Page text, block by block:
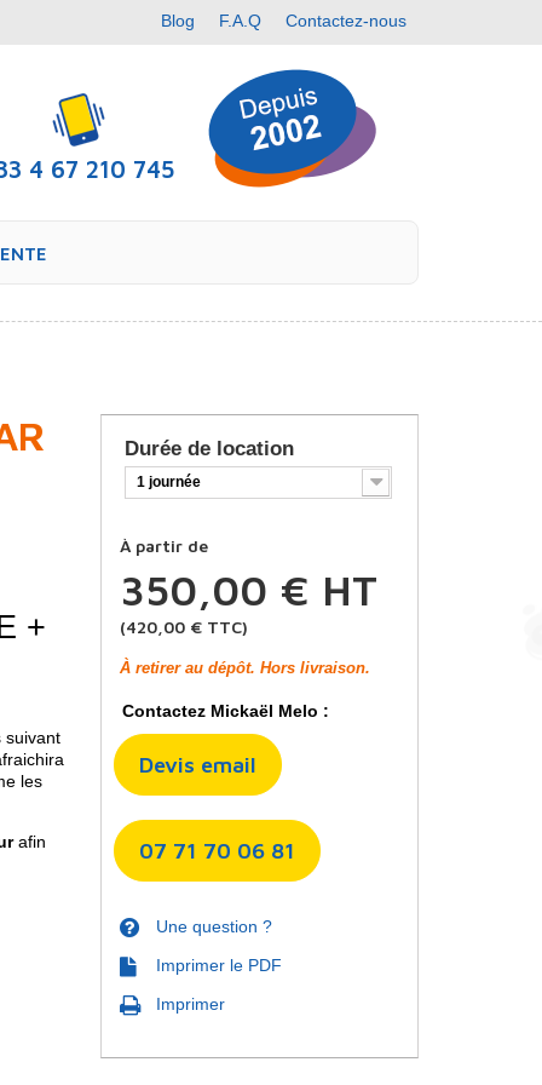
Contactez-nous
F.A.Q
Blog
4 67 210 745
+
suivant
les
afin
Durée de location
1 journée
À partir de
350,00 € HT
(420,00 € TTC)
À retirer au dépôt. Hors livraison.
Contactez Mickaël Melo :
Devis email
07 71 70 06 81
Une question ?
Imprimer le PDF
Imprimer